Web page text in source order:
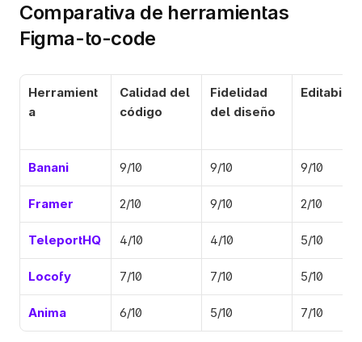
Comparativa de herramientas
Figma-to-code
Herramient
a
Calidad del
código
Fidelidad
del diseño
Banani 9/10 9/10 9/10
Framer 2/10 9/10 2/10
TeleportHQ 4/10 4/10 5/10
Locofy 7/10 7/10 5/10
Anima 6/10 5/10 7/10